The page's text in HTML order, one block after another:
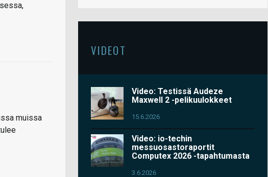
muissa
VIDEOT
Video: Testissä Audeze
Maxwell 2 -pelikuulokkeet
15.6.2026
Video: io-techin
messuosastoraportit
Computex 2026 -tapahtumasta
3.6.2026